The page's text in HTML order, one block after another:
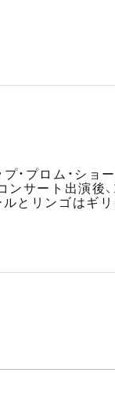
プロム・ショ
サート出演後
とリンゴはギ